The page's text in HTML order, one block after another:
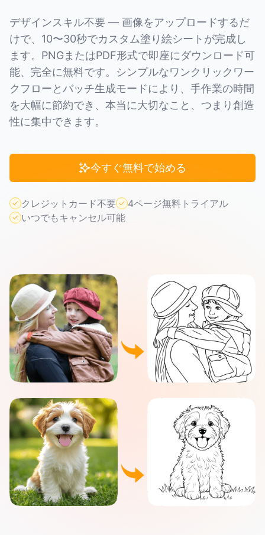
デザインスキル不要 — 画像をアップロードするだ
けで、10〜30秒でカスタム塗り絵シートが完成し
ます。PNGまたはPDF形式で即座にダウンロード可
能、完全に無料です。シンプルなワンクリックワー
クフローとバッチ生成モードにより、手作業の時間
を大幅に節約でき、本当に大切なこと、つまり創造
性に集中できます。
今すぐ無料で始める
クレジットカード不要
4ページ無料トライアル
いつでもキャンセル可能